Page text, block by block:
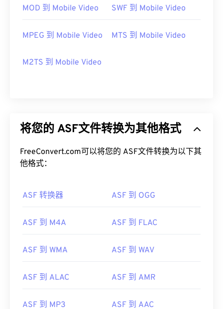
MOD 到 Mobile Video SWF 到 Mobile Video
MPEG 到 Mobile Video MTS 到 Mobile Video
M2TS 到 Mobile Video
将您的 ASF文件转换为其他格式
FreeConvert.com可以将您的 ASF文件转换为以下其
他格式：
ASF 转换器 ASF 到 OGG
ASF 到 M4A ASF 到 FLAC
ASF 到 WMA ASF 到 WAV
ASF 到 ALAC ASF 到 AMR
ASF 到 MP3 ASF 到 AAC